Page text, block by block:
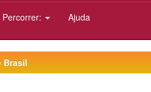
Percorrer: Ajuda
Brasil